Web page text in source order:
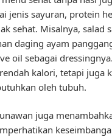
jenis sayuran, protein
sehat. Misalnya, salad
daging ayam
oil sebagai
kalori, tetapi juga
oleh tubuh.
juga